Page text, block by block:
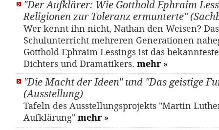
"Der Aufklärer: Wie Gotthold Ephraim
Religionen zur Toleranz ermunterte"
Wer kennt ihn nicht, Nathan den Weisen?
Schulunterricht mehreren Generationen
Gotthold Ephraim Lessings ist das
Dichters und Dramatikers. mehr »
"Die Macht der Ideen" und "Das geistige
(Ausstellung)
Tafeln des Ausstellungsprojekts "Martin
Aufklärung" mehr »